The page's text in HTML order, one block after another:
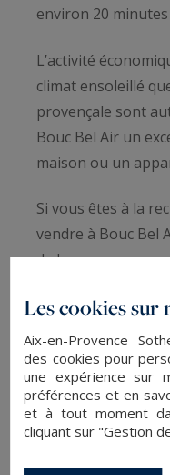
environ 20
L’activité
climat ensoleillé
provençale sont
Bouc Bel Air un
maison ou un
Si vous êtes à la
vendre à Bouc Bel
de luxe vous
Les cookies
Aix-en-Provence
des cookies pour
une expérience sur
préférences et en
et à tout moment
cliquant sur "Gestion